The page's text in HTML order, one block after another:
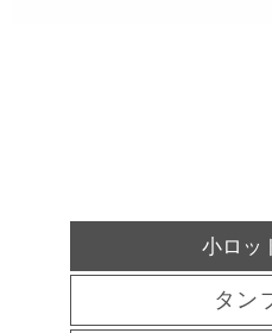
小ロッ
タン